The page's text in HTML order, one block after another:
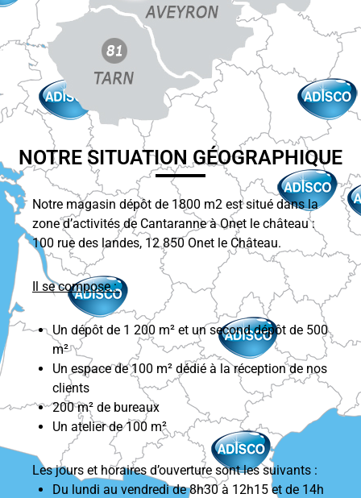
NOTRE SITUATION GÉOGRAPHIQUE
Notre magasin dépôt de 1800 m2 est situé dans la
zone d’activités de Cantaranne à Onet le château :
100 rue des landes, 12 850 Onet le Château.
Il se compose :
Un dépôt de 1 200 m² et un second dépôt de 500
m²
Un espace de 100 m² dédié à la réception de nos
clients
200 m² de bureaux
Un atelier de 100 m²
Les jours et horaires d’ouverture sont les suivants :
Du lundi au vendredi de 8h30 à 12h15 et de 14h